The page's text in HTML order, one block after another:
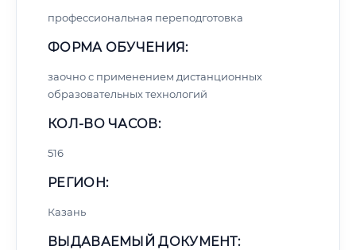
профессиональная переподготовка
ФОРМА ОБУЧЕНИЯ:
заочно с применением дистанционных
образовательных технологий
КОЛ-ВО ЧАСОВ:
516
РЕГИОН:
Казань
ВЫДАВАЕМЫЙ ДОКУМЕНТ: